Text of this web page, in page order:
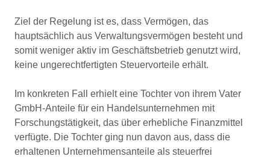
Ziel der Regelung ist es, dass Vermögen, das
hauptsächlich aus Verwaltungsvermögen besteht und
somit weniger aktiv im Geschäftsbetrieb genutzt wird,
keine ungerechtfertigten Steuervorteile erhält.
Im konkreten Fall erhielt eine Tochter von ihrem Vater
GmbH-Anteile für ein Handelsunternehmen mit
Forschungstätigkeit, das über erhebliche Finanzmittel
verfügte. Die Tochter ging nun davon aus, dass die
erhaltenen Unternehmensanteile als steuerfrei